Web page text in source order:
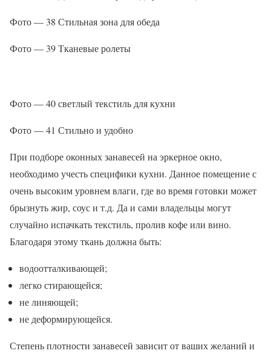
Фото — 38 Стильная зона для обеда
Фото — 39 Тканевые ролеты
Фото — 40 светлый текстиль для кухни
Фото — 41 Стильно и удобно
При подборе оконных занавесей на эркерное окно,
необходимо учесть специфики кухни. Данное помещение с
очень высоким уровнем влаги, где во время готовки может
брызнуть жир, соус и т.д. Да и сами владельцы могут
случайно испачкать текстиль, пролив кофе или вино.
Благодаря этому ткань должна быть:
водоотталкивающей;
легко стирающейся;
не линяющей;
не деформирующейся.
Степень плотности занавесей зависит от ваших желаний и